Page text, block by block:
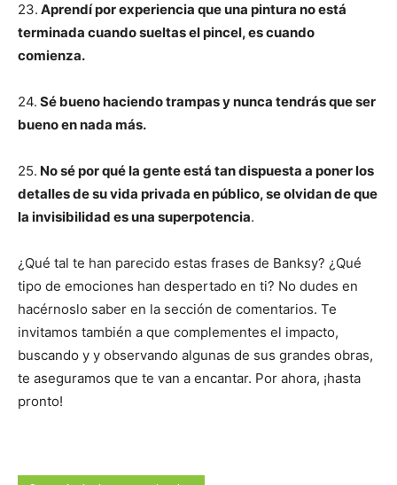
23. Aprendí por experiencia que una pintura no está
terminada cuando sueltas el pincel, es cuando
comienza.
24. Sé bueno haciendo trampas y nunca tendrás que ser
bueno en nada más.
25. No sé por qué la gente está tan dispuesta a poner los
detalles de su vida privada en público, se olvidan de que
la invisibilidad es una superpotencia.
¿Qué tal te han parecido estas frases de Banksy? ¿Qué
tipo de emociones han despertado en ti? No dudes en
hacérnoslo saber en la sección de comentarios. Te
invitamos también a que complementes el impacto,
buscando y y observando algunas de sus grandes obras,
te aseguramos que te van a encantar. Por ahora, ¡hasta
pronto!